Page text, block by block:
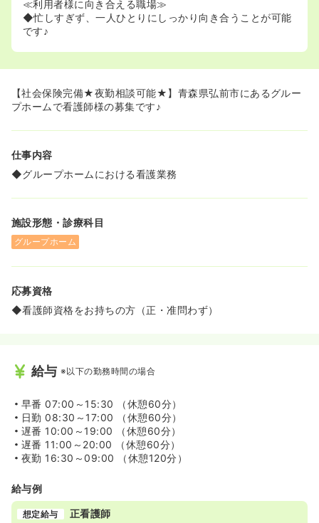
≪利用者様に向き合える職場≫
◆忙しすぎず、一人ひとりにしっかり向き合うことが可能
です♪
【社会保険完備★夜勤相談可能★】青森県弘前市にあるグルー
プホームで看護師様の募集です♪
仕事内容
◆グループホームにおける看護業務
施設形態・診療科目
グループホーム
応募資格
◆看護師資格をお持ちの方（正・准問わず）
給与 ※以下の勤務時間の場合
早番 07:00～15:30 （休憩60分）
日勤 08:30～17:00 （休憩60分）
遅番 10:00～19:00 （休憩60分）
遅番 11:00～20:00 （休憩60分）
夜勤 16:30～09:00 （休憩120分）
給与例
想定給与 正看護師